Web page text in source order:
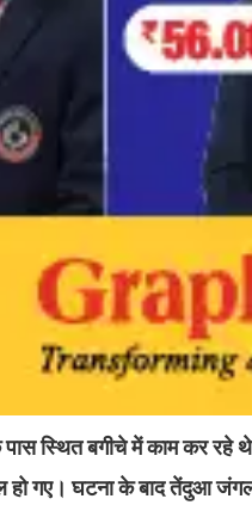
पास स्थित बगीचे में काम कर
हो गए। घटना के बाद तेंदुआ